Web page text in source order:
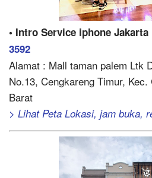
• Intro Service iphone
3592
Alamat : Mall taman palem Ltk
No.13, Cengkareng Timur,
Barat
> Lihat Peta Lokasi, jam buka,